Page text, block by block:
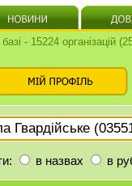
- 15224 організацій
в назвах в